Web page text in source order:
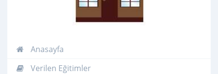
Anasayfa
Verilen Eğitimler